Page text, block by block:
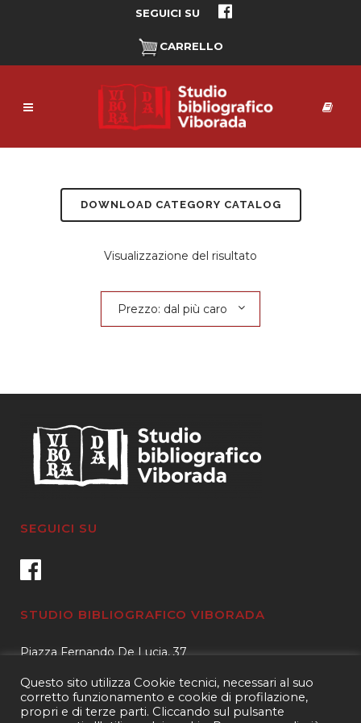
SEGUICI SU
CARRELLO
DOWNLOAD CATEGORY CATALOG
Visualizzazione del risultato
Prezzo: dal più caro
SEGUICI SU
STUDIO BIBLIOGRAFICO VIBORADA
Piazza Fernando De Lucia, 37
Tel.3400596959 – 3404632889
email.info@viborada.it
Questo sito utilizza Cookie tecnici, necessari al suo
corretto funzionamento e cookie di profilazione,
propri e di terze parti. Cliccando sul pulsante